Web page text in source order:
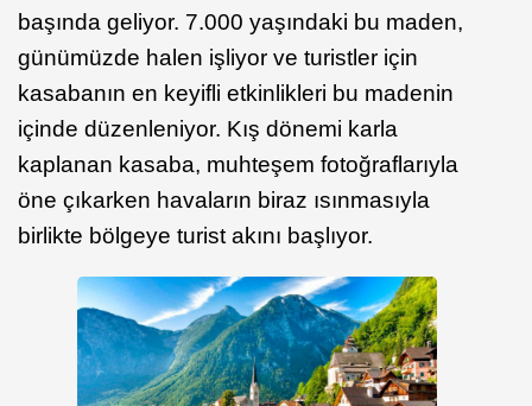
başında geliyor. 7.000 yaşındaki bu maden,
günümüzde halen işliyor ve turistler için
kasabanın en keyifli etkinlikleri bu madenin
içinde düzenleniyor. Kış dönemi karla
kaplanan kasaba, muhteşem fotoğraflarıyla
öne çıkarken havaların biraz ısınmasıyla
birlikte bölgeye turist akını başlıyor.